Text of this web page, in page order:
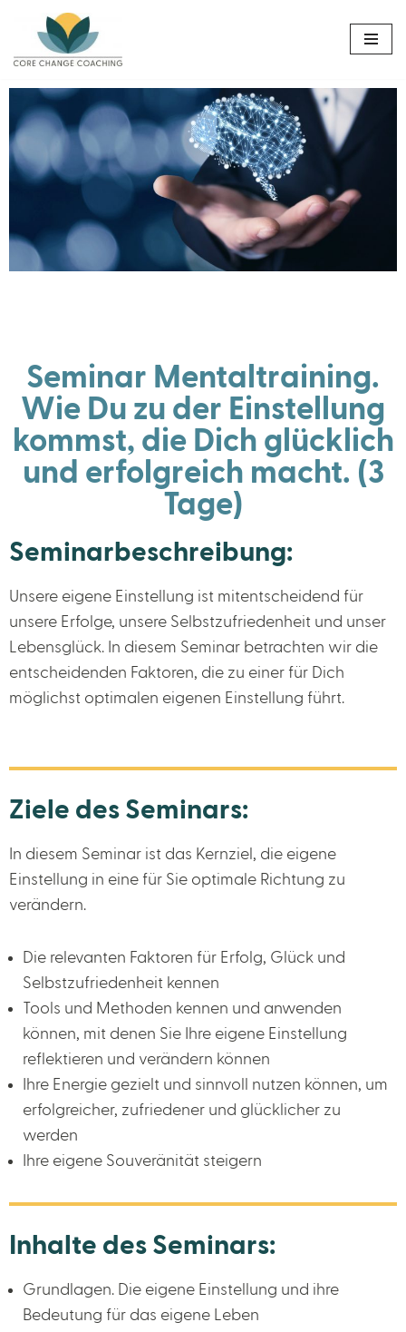
Inhalt
springen
Seminar Mentaltraining.
Wie Du zu der Einstellung
kommst, die Dich glücklich
und erfolgreich macht. (3
Tage)
Seminarbeschreibung:
Unsere eigene Einstellung ist mitentscheidend für
unsere Erfolge, unsere Selbstzufriedenheit und unser
Lebensglück. In diesem Seminar betrachten wir die
entscheidenden Faktoren, die zu einer für Dich
möglichst optimalen eigenen Einstellung führt.
Ziele des Seminars:
In diesem Seminar ist das Kernziel, die eigene
Einstellung in eine für Sie optimale Richtung zu
verändern.
Die relevanten Faktoren für Erfolg, Glück und
Selbstzufriedenheit kennen
Tools und Methoden kennen und anwenden
können, mit denen Sie Ihre eigene Einstellung
reflektieren und verändern können
Ihre Energie gezielt und sinnvoll nutzen können, um
erfolgreicher, zufriedener und glücklicher zu
werden
Ihre eigene Souveränität steigern
Inhalte des Seminars:
Grundlagen. Die eigene Einstellung und ihre
Bedeutung für das eigene Leben